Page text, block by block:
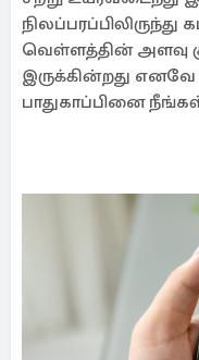
வெள்ளத்தின் அளவு
இருக்கின்றது
பாதுகாப்பினை